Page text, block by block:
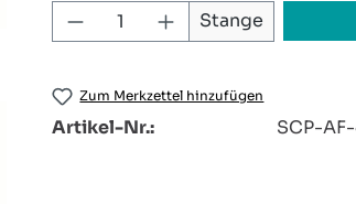
Produkt Anzahl: Gib
Stange
Zum Merkzettel hinzufügen
Artikel-Nr.: SCP-